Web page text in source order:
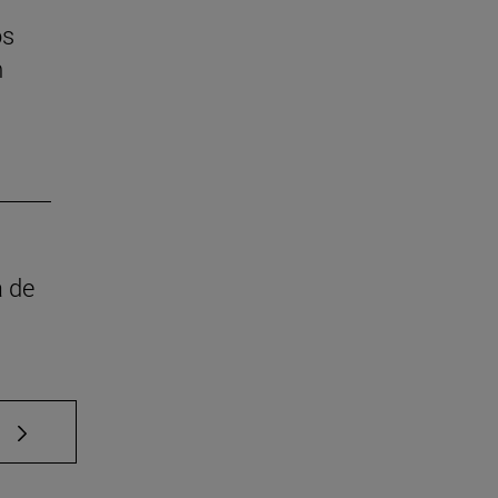
de
TAB para desplazarse.